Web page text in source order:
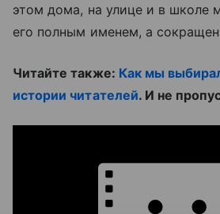
этом дома, на улице и в школе
его полным именем, а
Читайте также: Как мы
истории читателей. И не